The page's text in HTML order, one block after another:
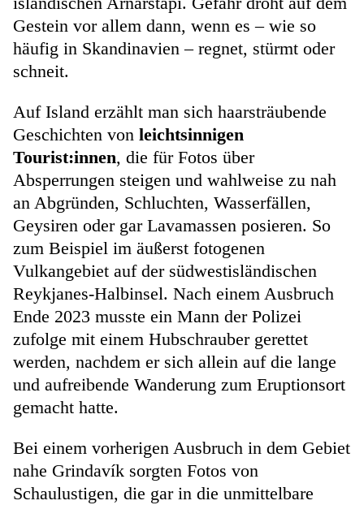
Gestein vor allem dann, wenn es – wie so
häufig in Skandinavien – regnet, stürmt oder
schneit.
Auf Island erzählt man sich haarsträubende
Geschichten von leichtsinnigen
Tourist:innen, die für Fotos über
Absperrungen steigen und wahlweise zu nah
an Abgründen, Schluchten, Wasserfällen,
Geysiren oder gar Lavamassen posieren. So
zum Beispiel im äußerst fotogenen
Vulkangebiet auf der südwestisländischen
Reykjanes-Halbinsel. Nach einem Ausbruch
Ende 2023 musste ein Mann der Polizei
zufolge mit einem Hubschrauber gerettet
werden, nachdem er sich allein auf die lange
und aufreibende Wanderung zum Eruptionsort
gemacht hatte.
Bei einem vorherigen Ausbruch in dem Gebiet
nahe Grindavík sorgten Fotos von
Schaulustigen, die gar in die unmittelbare